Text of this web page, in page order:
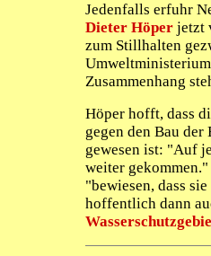
Jedenfalls erfuhr
Dieter Höperjetzt
zum Stillhalten
Zusammenhang
Höper hofft, dass
gegen den Bau
gewesen ist: "Auf
weiter
"bewiesen, dass
hoffentlich dann